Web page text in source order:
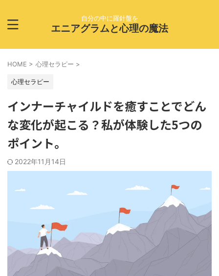
自分の中に羅針盤を
エニアグラムと心理の魔法
HOME > 心理セラピー >
心理セラピー
インナーチャイルドを癒すことでどん
な変化が起こる？私が体験した5つの
ポイント。
2022年11月14日